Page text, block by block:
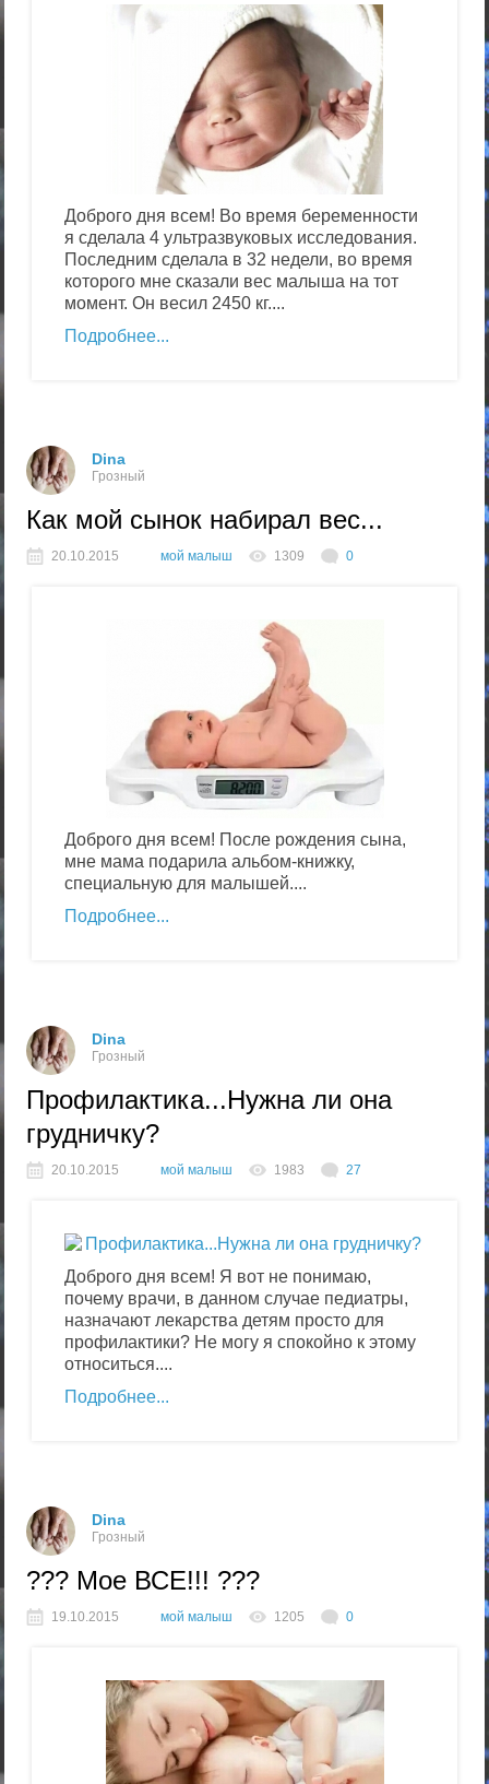
Доброго дня всем! Во время беременности
я сделала 4 ультразвуковых исследования.
Последним сделала в 32 недели, во время
которого мне сказали вес малыша на тот
момент. Он весил 2450 кг....
Подробнее
Dina
Грозный
Как мой сынок набирал вес...
20.10.2015 мой малыш 1309 0
Доброго дня всем! После рождения сына,
мне мама подарила альбом-книжку,
специальную для малышей....
Подробнее
Dina
Грозный
Профилактика...Нужна ли она
грудничку?
20.10.2015 мой малыш 1983 27
Доброго дня всем! Я вот не понимаю,
почему врачи, в данном случае педиатры,
назначают лекарства детям просто для
профилактики? Не могу я спокойно к этому
относиться....
Подробнее
Dina
Грозный
??? Мое ВСЕ!!! ???
19.10.2015 мой малыш 1205 0